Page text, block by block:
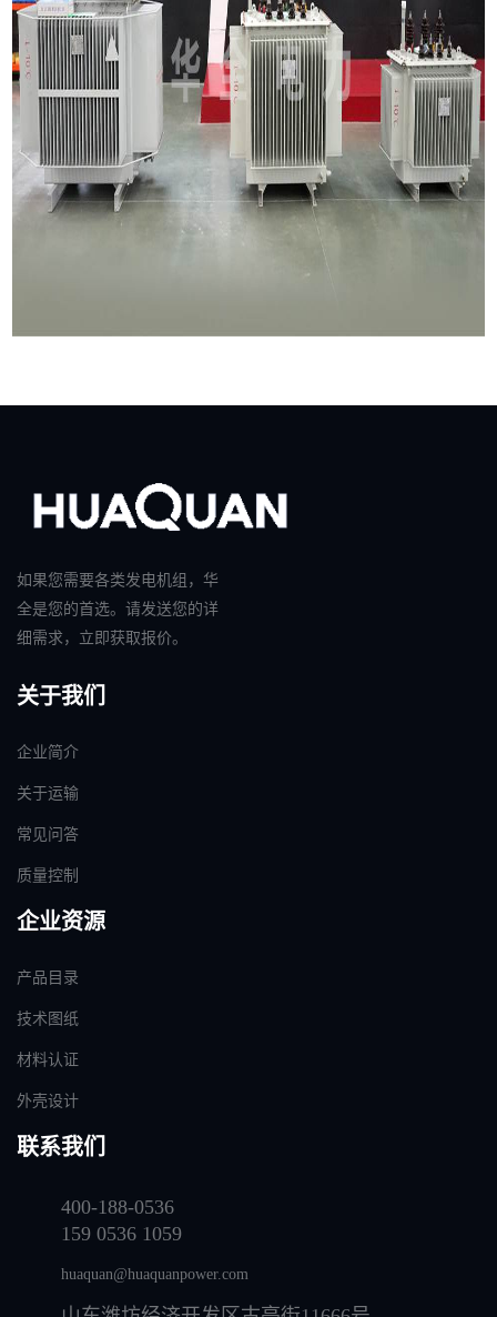
如果您需要各类发电机组，华
全是您的首选。请发送您的详
细需求，立即获取报价。
关于我们
企业简介
关于运输
常见问答
质量控制
企业资源
产品目录
技术图纸
材料认证
外壳设计
联系我们
400-188-0536
159 0536 1059
huaquan@huaquanpower.com